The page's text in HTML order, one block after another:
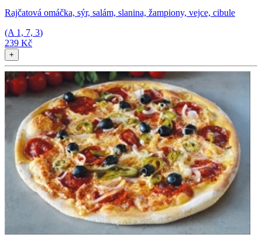
Rajčatová omáčka, sýr, salám, slanina, žampiony, vejce, cibule
(A 1, 7, 3)
239 Kč
+